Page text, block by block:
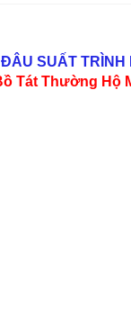
SUẤT
Tát Thường Hộ